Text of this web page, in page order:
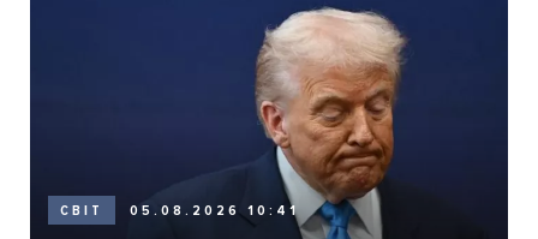
СВІТ 05.08.2026 10:41